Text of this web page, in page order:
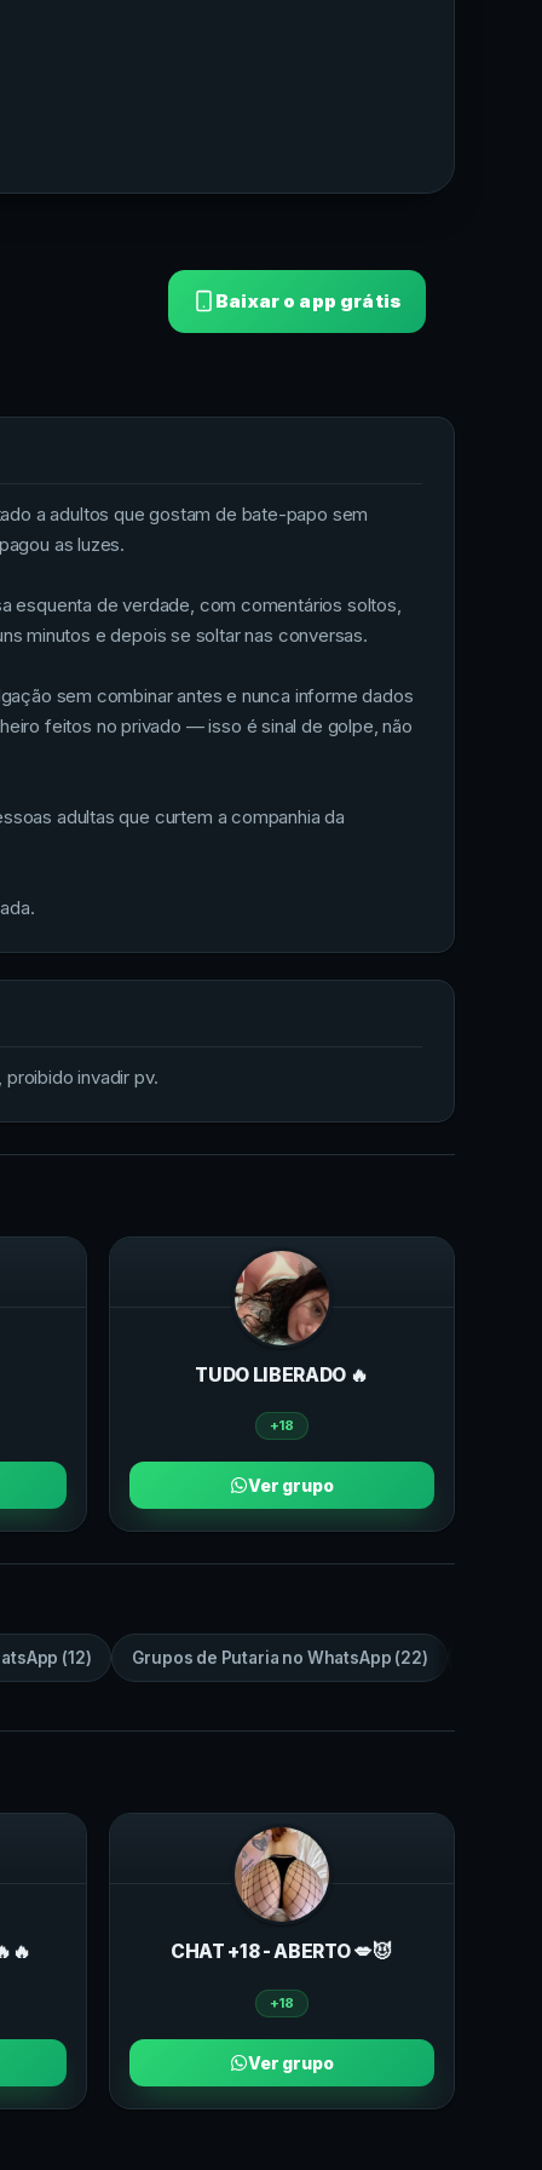
Baixar o app grátis
a adultos que gostam de bate-papo sem
as luzes.
esquenta de verdade, com comentários soltos,
minutos e depois se soltar nas conversas.
sem combinar antes e nunca informe dados
feitos no privado — isso é sinal de golpe, não
adultas que curtem a companhia da
invadir pv.
TUDO LIBERADO 🔥
+18
Ver grupo
(12) Grupos de Putaria no WhatsApp (22)
CHAT +18 - ABERTO 💋😈
+18
Ver grupo